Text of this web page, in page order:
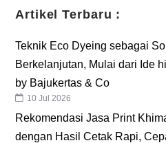
Artikel Terbaru :
Teknik Eco Dyeing sebagai
Berkelanjutan, Mulai dari Ide
by Bajukertas & Co
10 Jul 2026
Rekomendasi Jasa Print
dengan Hasil Cetak Rapi,